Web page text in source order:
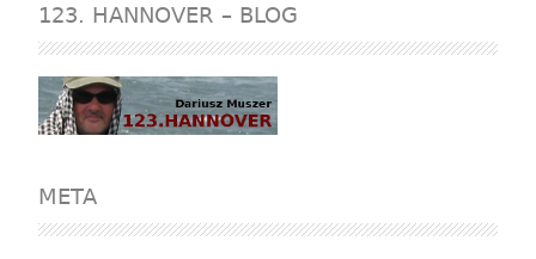
123. HANNOVER – BLOG
META